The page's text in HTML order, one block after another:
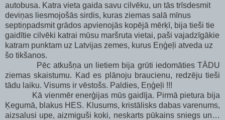
autobusa. Katra vieta gaida savu cilvēku, un tās trīsdesmit
deviņas liesmojošās sirdis, kuras ziemas salā mīnus
septiņpadsmit grādos apvienojās kopējā mērķī, bija tieši tie
gaidītie cilvēki katrai mūsu maršruta vietai, paši vajadzīgākie
katram punktam uz Latvijas zemes, kurus Eņģeļi atveda uz
šo tikšanos.
Pēc atkušņa un lietiem bija grūti iedomāties TĀDU
ziemas skaistumu. Kad es plānoju braucienu, redzēju tieši
tādu laiku. Visums ir vēstošs. Paldies, Eņģeļi !!!
Kā vienmēr enerģijas mūs gaidīja. Pirmā pietura bija
Ķegumā, blakus HES. Klusums, kristālisks dabas varenums,
aizsalusi upe, aizmiguši koki, neskarts pūkains sniegs un…